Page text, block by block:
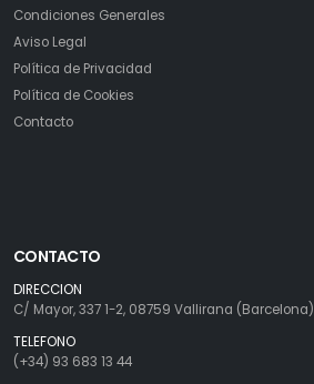
Condiciones Generales
Aviso Legal
Política de Privacidad
Política de Cookies
Contacto
CONTACTO
DIRECCION
C/ Mayor, 337 1-2, 08759 Vallirana (Barcelona)
TELEFONO
(+34) 93 683 13 44